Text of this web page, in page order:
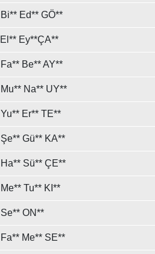
Bi** Ed** GÖ**
El** Ey**ÇA**
Fa** Be** AY**
Mu** Na** UY**
Yu** Er** TE**
Şe** Gü** KA**
Ha** Sü** ÇE**
Me** Tu** KI**
Se** ON**
Fa** Me** SE**